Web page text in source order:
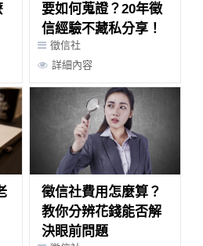
要如何蒐證？20年徵
信經驗不藏私分享！
徵信社
詳細內容
徵信社費用怎麼算？
教你分辨花錢能否解
決眼前問題